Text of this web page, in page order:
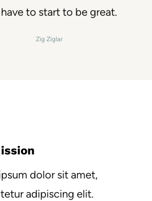
to start to be great.
Zig Ziglar
dolor sit amet,
adipiscing elit.